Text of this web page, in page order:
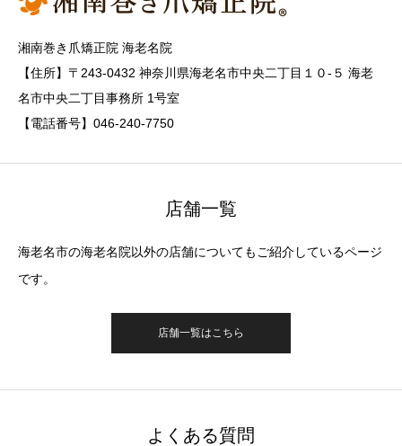
湘南巻き爪矯正院 海老名院
【住所】〒243-0432 神奈川県海老名市中央二丁目１０-５ 海老
名市中央二丁目事務所 1号室
【電話番号】046-240-7750
店舗一覧
海老名市の海老名院以外の店舗についてもご紹介しているページ
です。
店舗一覧はこちら
よくある質問